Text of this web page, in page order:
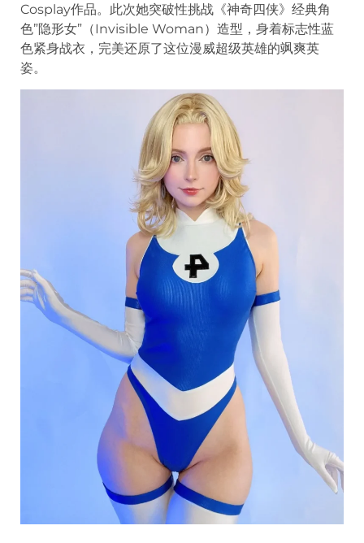
Cosplay作品。此次她突破性挑战《神奇四侠》经典角
色”隐形女”（Invisible Woman）造型，身着标志性蓝
色紧身战衣，完美还原了这位漫威超级英雄的飒爽英
姿。